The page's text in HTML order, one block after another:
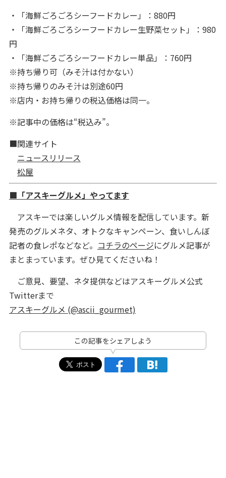
・「海鮮ごろごろシーフードカレー」：880円
・「海鮮ごろごろシーフードカレー生野菜セット」：980
円
・「海鮮ごろごろシーフードカレー単品」：760円
※持ち帰り可（みそ汁は付かない）
※持ち帰りのみそ汁は別途60円
※店内・お持ち帰りの税込価格は同一。
※記事中の価格は“税込み”。
■関連サイト
ニュースリリース
松屋
■「アスキーグルメ」やってます
アスキーでは楽しいグルメ情報を配信しています。新
発売のグルメネタ、オトクなキャンペーン、食いしんぼ
記者の食レポなどなど。 コチラのページにグルメ記事が
まとまっています。ぜひ見てくださいね！
ご意見、要望、ネタ提供などはアスキーグルメ公式
Twitterまで
アスキーグルメ (@ascii_gourmet)
この記事をシェアしよう